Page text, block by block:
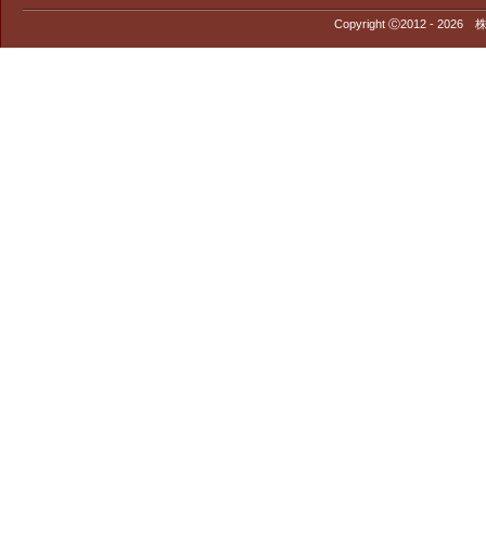
Copyright Ⓒ2012 - 2026 株